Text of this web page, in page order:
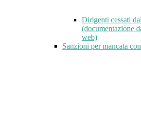
Dirigenti cessati
(documentazione
web)
Sanzioni per mancata